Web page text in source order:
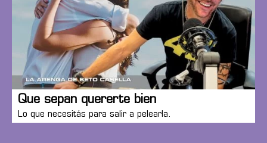
Que sepan quererte bien
Lo que necesitás para salir a pelearla.